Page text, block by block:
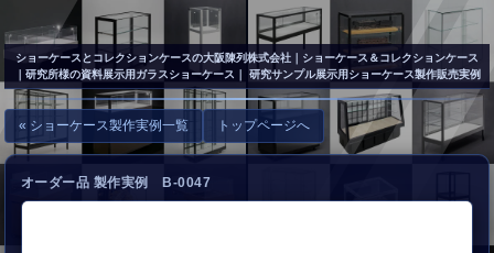
お問い合わせ
ショーケースとコレクションケースの大阪陳列株式会社 ｜ショーケース＆コレクションケース
｜研究所様の資料展示用ガラスショーケース｜ 研究サンプル展示用ショーケース製作販売実例
« ショーケース製作実例一覧 トップページへ
オーダー品 製作実例 B-0047